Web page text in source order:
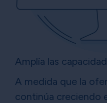
Amplía las
A medida que la
continúa creciendo